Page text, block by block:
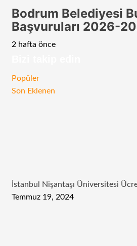
Bodrum Belediyesi
Başvuruları 2026-
2 hafta önce
Popüler
Son Eklenen
İstanbul Nişantaşı Üniversitesi
Temmuz 19, 2024